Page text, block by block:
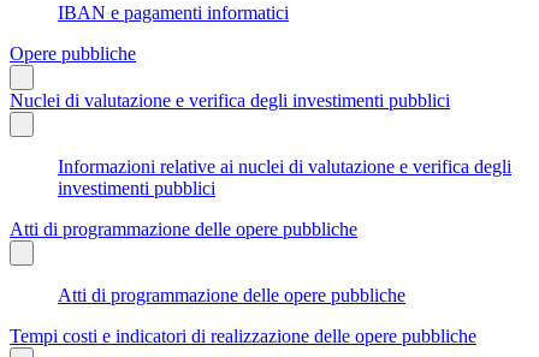
IBAN e pagamenti informatici
Opere pubbliche
Nuclei di valutazione e verifica degli investimenti pubblici
Informazioni relative ai nuclei di valutazione e verifica degli
investimenti pubblici
Atti di programmazione delle opere pubbliche
Atti di programmazione delle opere pubbliche
Tempi costi e indicatori di realizzazione delle opere pubbliche